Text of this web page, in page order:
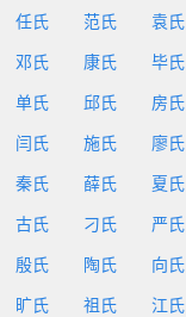
任氏 范氏 袁氏
邓氏 康氏 毕氏
单氏 邱氏 房氏
闫氏 施氏 廖氏
秦氏 薛氏 夏氏
古氏 刁氏 严氏
殷氏 陶氏 向氏
旷氏 祖氏 江氏